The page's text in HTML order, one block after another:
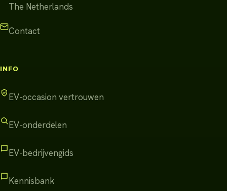
The Netherlands
Contact
INFO
EV-occasion vertrouwen
EV-onderdelen
EV-bedrijvengids
Kennisbank